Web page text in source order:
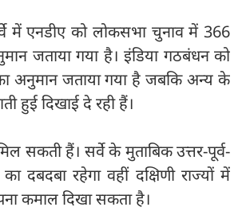
में एनडीए को लोकसभा चुनाव में 366
जताया गया है। इंडिया गठबंधन को
अनुमान जताया गया है जबकि अन्य के
हुई दिखाई दे रही हैं।
सकती हैं। सर्वे के मुताबिक उत्तर-पूर्व-
दबदबा रहेगा वहीं दक्षिणी राज्यों में
कमाल दिखा सकता है।